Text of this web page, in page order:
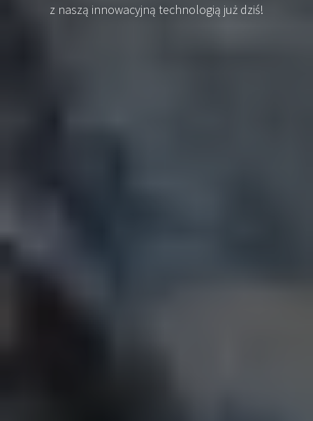
z naszą innowacyjną technologią już dziś!